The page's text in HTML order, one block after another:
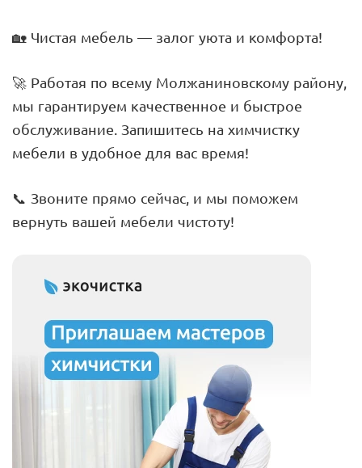
🏡 Чистая мебель — залог уюта и комфорта!
🚀 Работая по всему Молжаниновскому району,
мы гарантируем качественное и быстрое
обслуживание. Запишитесь на химчистку
мебели в удобное для вас время!
📞 Звоните прямо сейчас, и мы поможем
вернуть вашей мебели чистоту!